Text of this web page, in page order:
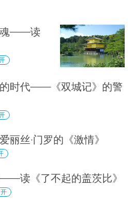
魂——读
时代——《双城记》的警
丝·门罗的《激情》
读《了不起的盖茨比》